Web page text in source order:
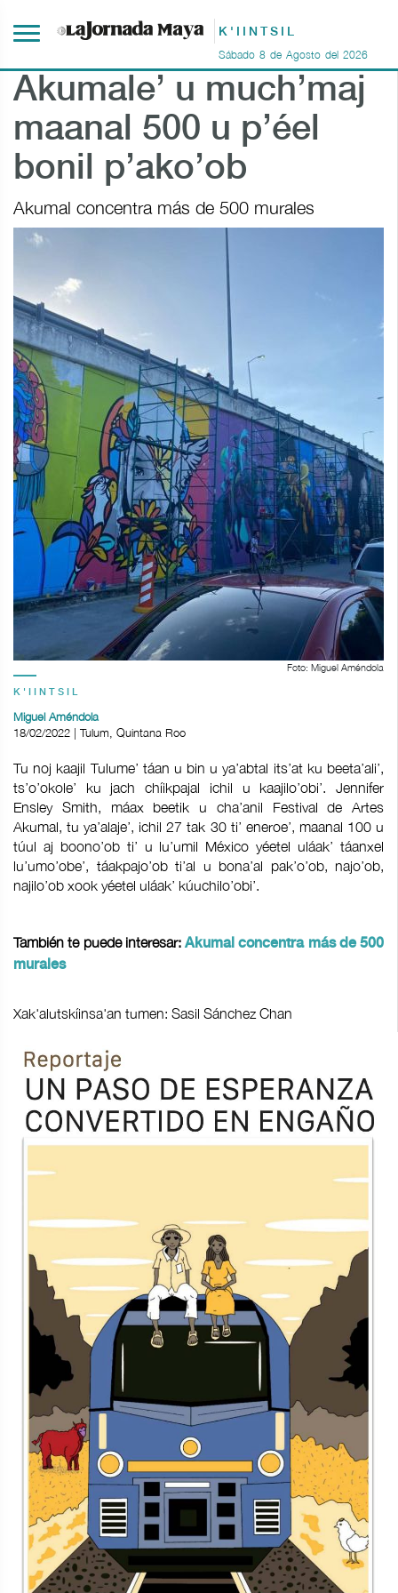
K'IINTSIL
Sábado 8 de Agosto del 2026
Akumale’ u much’maj
maanal 500 u p’éel
bonil p’ako’ob
Akumal concentra más de 500 murales
Foto: Miguel Améndola
K'IINTSIL
Miguel Améndola
18/02/2022 | Tulum, Quintana Roo
Tu noj kaajil Tulume’ táan u bin u ya’abtal its’at ku beeta’ali’,
ts’o’okole’ ku jach chíikpajal ichil u kaajilo’obi’. Jennifer
Ensley Smith, máax beetik u cha’anil Festival de Artes
Akumal, tu ya’alaje’, ichil 27 tak 30 ti’ eneroe’, maanal 100 u
túul aj boono’ob ti’ u lu’umil México yéetel uláak’ táanxel
lu’umo’obe’, táakpajo’ob ti’al u bona’al pak’o’ob, najo’ob,
najilo’ob xook yéetel uláak’ kúuchilo’obi’.
También te puede interesar: Akumal concentra más de 500
murales
Xak'alutskíinsa'an tumen: Sasil Sánchez Chan